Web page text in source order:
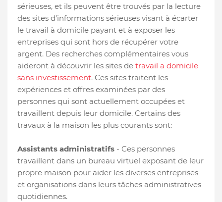
sérieuses, et ils peuvent être trouvés par la lecture
des sites d’informations sérieuses visant à écarter
le travail à domicile payant et à exposer les
entreprises qui sont hors de récupérer votre
argent. Des recherches complémentaires vous
aideront à découvrir les sites de travail a domicile
sans investissement. Ces sites traitent les
expériences et offres examinées par des
personnes qui sont actuellement occupées et
travaillent depuis leur domicile. Certains des
travaux à la maison les plus courants sont:
Assistants administratifs - Ces personnes
travaillent dans un bureau virtuel exposant de leur
propre maison pour aider les diverses entreprises
et organisations dans leurs tâches administratives
quotidiennes.